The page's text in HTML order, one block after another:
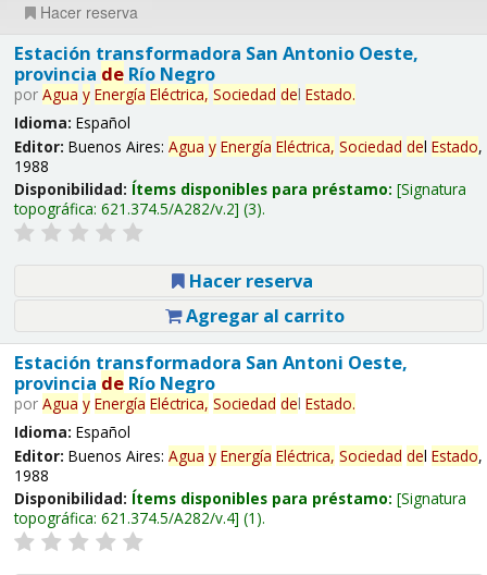
Hacer reserva
Estación transformadora San Antonio Oeste,
provincia deRío Negro
por Agua y Energía Eléctrica, Sociedad del Estado.
Idioma: Español
Editor: Buenos Aires: Agua y Energía Eléctrica, Sociedad del Estado,
1988
Disponibilidad: Ítems disponibles para préstamo: Signatura
topográfica: 621.374.5/A282/v.2 (3).
Hacer reserva
Agregar al carrito
Estación transformadora San Antoni Oeste,
provincia deRío Negro
por Agua y Energía Eléctrica, Sociedad del Estado.
Idioma: Español
Editor: Buenos Aires: Agua y Energía Eléctrica, Sociedad del Estado,
1988
Disponibilidad: Ítems disponibles para préstamo: Signatura
topográfica: 621.374.5/A282/v.4 (1).